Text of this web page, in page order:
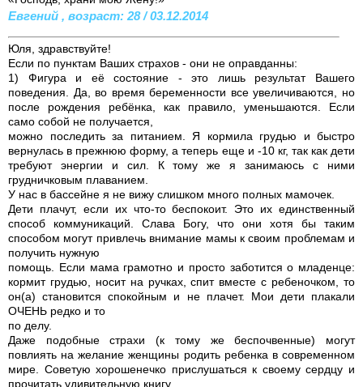
Евгений , возраст: 28 / 03.12.2014
Юля, здравствуйте!
Если по пунктам Ваших страхов - они не оправданны:
1) Фигура и её состояние - это лишь результат Вашего
поведения. Да, во время беременности все увеличиваются, но
после рождения ребёнка, как правило, уменьшаются. Если
само собой не получается,
можно последить за питанием. Я кормила грудью и быстро
вернулась в прежнюю форму, а теперь еще и -10 кг, так как дети
требуют энергии и сил. К тому же я занимаюсь с ними
грудничковым плаванием.
У нас в бассейне я не вижу слишком много полных мамочек.
Дети плачут, если их что-то беспокоит. Это их единственный
способ коммуникаций. Слава Богу, что они хотя бы таким
способом могут привлечь внимание мамы к своим проблемам и
получить нужную
помощь. Если мама грамотно и просто заботится о младенце:
кормит грудью, носит на ручках, спит вместе с ребеночком, то
он(а) становится спокойным и не плачет. Мои дети плакали
ОЧЕНЬ редко и то
по делу.
Даже подобные страхи (к тому же беспочвенные) могут
повлиять на желание женщины родить ребенка в современном
мире. Советую хорошенечко прислушаться к своему сердцу и
прочитать удивительную книгу